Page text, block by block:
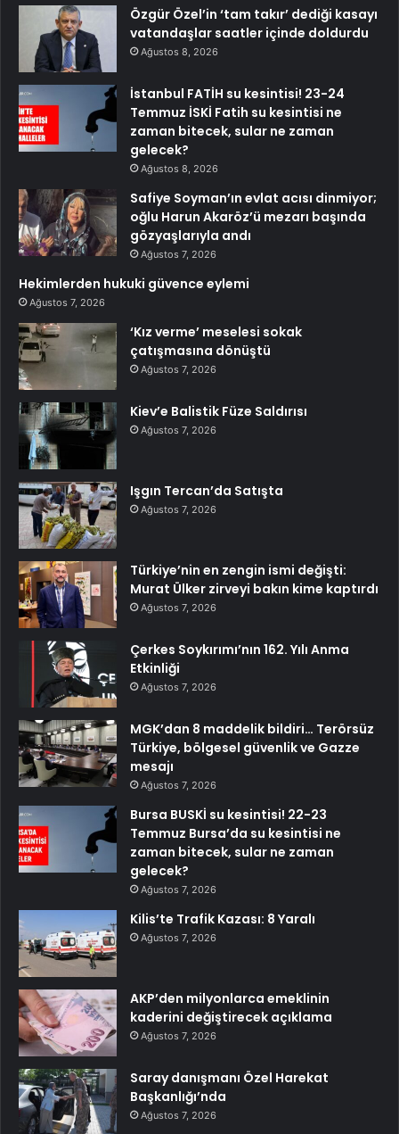
Özgür Özel’in ‘tam takır’ dediği kasayı
vatandaşlar saatler içinde doldurdu
Ağustos 8, 2026
İstanbul FATİH su kesintisi! 23-24
Temmuz İSKİ Fatih su kesintisi ne
zaman bitecek, sular ne zaman
gelecek?
Ağustos 8, 2026
Safiye Soyman’ın evlat acısı dinmiyor;
oğlu Harun Akaröz’ü mezarı başında
gözyaşlarıyla andı
Ağustos 7, 2026
Hekimlerden hukuki güvence eylemi
Ağustos 7, 2026
‘Kız verme’ meselesi sokak
çatışmasına dönüştü
Ağustos 7, 2026
Kiev’e Balistik Füze Saldırısı
Ağustos 7, 2026
Işgın Tercan’da Satışta
Ağustos 7, 2026
Türkiye’nin en zengin ismi değişti:
Murat Ülker zirveyi bakın kime kaptırdı
Ağustos 7, 2026
Çerkes Soykırımı’nın 162. Yılı Anma
Etkinliği
Ağustos 7, 2026
MGK’dan 8 maddelik bildiri… Terörsüz
Türkiye, bölgesel güvenlik ve Gazze
mesajı
Ağustos 7, 2026
Bursa BUSKİ su kesintisi! 22-23
Temmuz Bursa’da su kesintisi ne
zaman bitecek, sular ne zaman
gelecek?
Ağustos 7, 2026
Kilis’te Trafik Kazası: 8 Yaralı
Ağustos 7, 2026
AKP’den milyonlarca emeklinin
kaderini değiştirecek açıklama
Ağustos 7, 2026
Saray danışmanı Özel Harekat
Başkanlığı’nda
Ağustos 7, 2026